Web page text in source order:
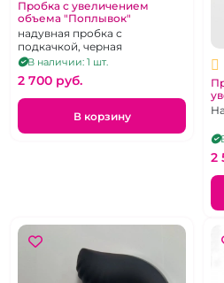
Пробка с увеличением
объема "Поплывок"
надувная пробка с
подкачкой, черная
В наличии: 1 шт.
2 700 pуб.
В корзину
2